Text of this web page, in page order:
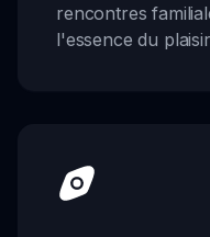
rencontres
l'essence du